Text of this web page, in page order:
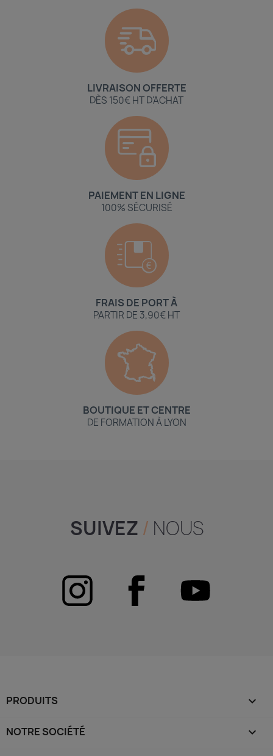
LIVRAISON OFFERTE
DÈS 150€ HT D'ACHAT
PAIEMENT EN LIGNE
100% SÉCURISÉ
FRAIS DE PORT À
PARTIR DE 3,90€ HT
BOUTIQUE ET CENTRE
DE FORMATION À LYON
SUIVEZ / NOUS
PRODUITS 
NOTRE SOCIÉTÉ 